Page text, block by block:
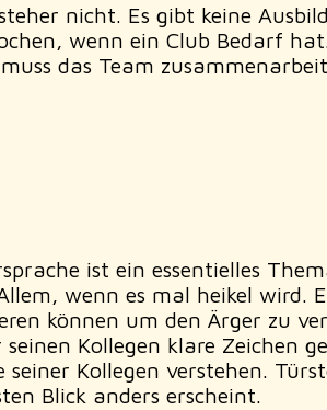
nicht. Es gibt keine
wenn ein Club Bedarf
das Team
ist ein essentielles
wenn es mal heikel wird.
können um den Ärger zu
seinen Kollegen klare
seiner Kollegen verstehen.
Blick anders erscheint.